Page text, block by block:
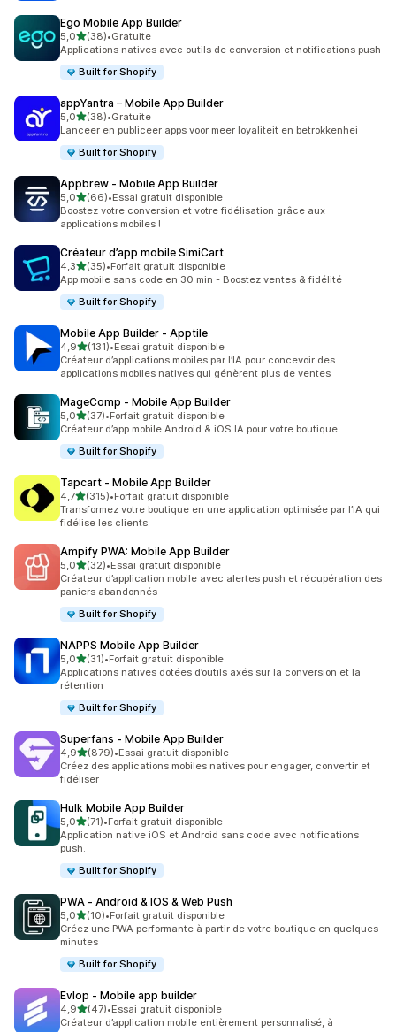
Ego Mobile App Builder
5,0étoile(s) sur 5
(38)
38 avis au total
•Gratuite
Applications natives avec outils de conversion et notifications push
Built for Shopify
appYantra – Mobile App Builder
5,0étoile(s) sur 5
(38)
38 avis au total
•Gratuite
Lanceer en publiceer apps voor meer loyaliteit en betrokkenhei
Built for Shopify
Appbrew ‑ Mobile App Builder
5,0étoile(s) sur 5
(66)
66 avis au total
•Essai gratuit disponible
Boostez votre conversion et votre fidélisation grâce aux
applications mobiles !
Créateur d’app mobile SimiCart
4,3étoile(s) sur 5
(35)
35 avis au total
•Forfait gratuit disponible
App mobile sans code en 30 min - Boostez ventes & fidélité
Built for Shopify
Mobile App Builder ‑ Apptile
4,9étoile(s) sur 5
(131)
131 avis au total
•Essai gratuit disponible
Créateur d’applications mobiles par l’IA pour concevoir des
applications mobiles natives qui génèrent plus de ventes
MageComp ‑ Mobile App Builder
5,0étoile(s) sur 5
(37)
37 avis au total
•Forfait gratuit disponible
Créateur d’app mobile Android & iOS IA pour votre boutique.
Built for Shopify
Tapcart ‑ Mobile App Builder
4,7étoile(s) sur 5
(315)
315 avis au total
•Forfait gratuit disponible
Transformez votre boutique en une application optimisée par l’IA qui
fidélise les clients.
Ampify PWA: Mobile App Builder
5,0étoile(s) sur 5
(32)
32 avis au total
•Essai gratuit disponible
Créateur d’application mobile avec alertes push et récupération des
paniers abandonnés
Built for Shopify
NAPPS Mobile App Builder
5,0étoile(s) sur 5
(31)
31 avis au total
•Forfait gratuit disponible
Applications natives dotées d’outils axés sur la conversion et la
rétention
Built for Shopify
Superfans ‑ Mobile App Builder
4,9étoile(s) sur 5
(879)
879 avis au total
•Essai gratuit disponible
Créez des applications mobiles natives pour engager, convertir et
fidéliser
Hulk Mobile App Builder
5,0étoile(s) sur 5
(71)
71 avis au total
•Forfait gratuit disponible
Application native iOS et Android sans code avec notifications
push.
Built for Shopify
PWA ‑ Android & IOS & Web Push
5,0étoile(s) sur 5
(10)
10 avis au total
•Forfait gratuit disponible
Créez une PWA performante à partir de votre boutique en quelques
minutes
Built for Shopify
Evlop ‑ Mobile app builder
4,9étoile(s) sur 5
(47)
47 avis au total
•Essai gratuit disponible
Créateur d’application mobile entièrement personnalisé, à